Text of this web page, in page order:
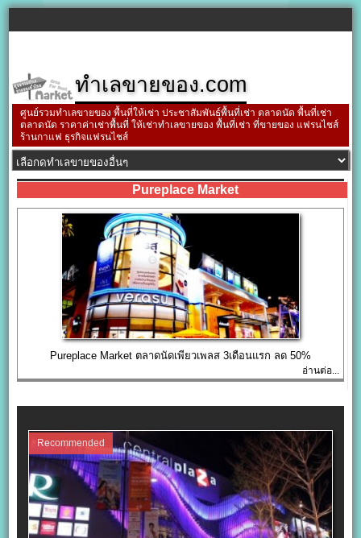
ทำเลขายของ.com
ศูนย์รวมทำเลขายของ พื้นที่ให้เช่า ประชาสัมพันธ์พื้นที่เช่า ตลาดนัด พื้นที่เช่า
ตลาดนัด ราคาค่าเช่าพื้นที่ ให้เช่าทำเลขายของ พื้นที่เช่า ที่ขายของ แฟรนไชส์
ร้านกาแฟ ธุรกิจแฟรนไชส์
Pureplace Market
Pureplace Market ตลาดนัดเพียวเพลส 3เดือนแรก ลด 50%
อ่านต่อ...
Recommended